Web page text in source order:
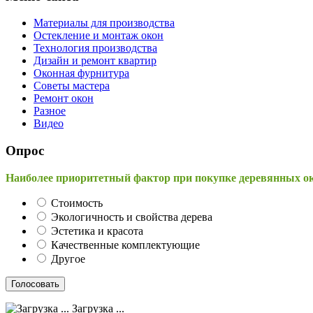
Материалы для производства
Остекление и монтаж окон
Технология производства
Дизайн и ремонт квартир
Оконная фурнитура
Советы мастера
Ремонт окон
Разное
Видео
Опрос
Наиболее приоритетный фактор при покупке деревянных
Стоимость
Экологичность и свойства дерева
Эстетика и красота
Качественные комплектующие
Другое
Загрузка ...